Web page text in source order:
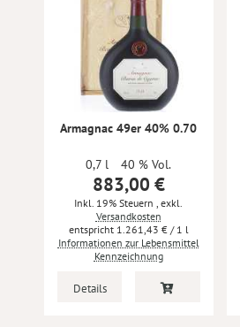
Armagnac 49er 40% 0.70
0,7 l 40 % Vol.
883,00 €
Inkl. 19% Steuern, exkl.
Versandkosten
1.261,43 €/ 1 l
Informationen zur Lebensmittel
Kennzeichnung
Details